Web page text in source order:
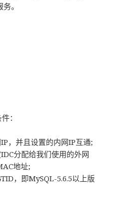
。
：
，并且设置的内网IP互通;
分配给我们使用的外网
地址;
，即MySQL-5.6.5以上版